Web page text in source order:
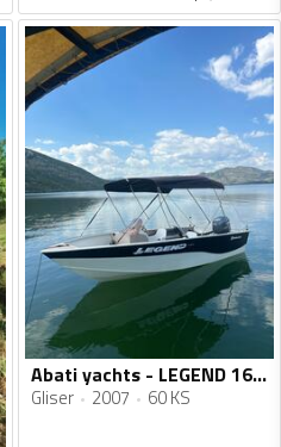
Abati yachts - LEGEND 16X Terminator
Gliser 2007 60 KS